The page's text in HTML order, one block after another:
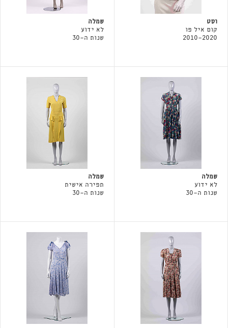
וסט
קום איל פו
2010-2020
שמלה
לא ידוע
שנות ה-30
שמלה
לא ידוע
שנות ה-30
שמלה
תפירה אישית
שנות ה-30